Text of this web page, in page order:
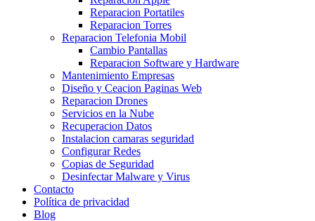
Reparacion Portatiles
Reparacion Torres
Reparacion Telefonia Mobil
Cambio Pantallas
Reparacion Software y Hardware
Mantenimiento Empresas
Diseño y Ceacion Paginas Web
Reparacion Drones
Servicios en la Nube
Recuperacion Datos
Instalacion camaras seguridad
Configurar Redes
Copias de Seguridad
Desinfectar Malware y Virus
Contacto
Política de privacidad
Blog